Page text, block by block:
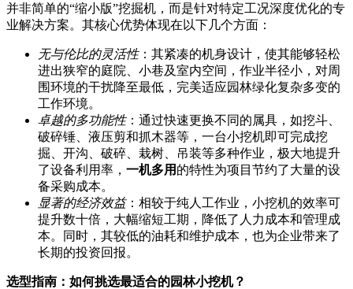
并非简单的“缩小版”挖掘机，而是针对特定工况深度优化的专
业解决方案。其核心优势体现在以下几个方面：
无与伦比的灵活性：其紧凑的机身设计，使其能够轻松
进出狭窄的庭院、小巷及室内空间，作业半径小，对周
围环境的干扰降至最低，完美适应园林绿化复杂多变的
工作环境。
卓越的多功能性：通过快速更换不同的属具，如挖斗、
破碎锤、液压剪和抓木器等，一台小挖机即可完成挖
掘、开沟、破碎、栽树、吊装等多种作业，极大地提升
了设备利用率， 一机多用 的特性为项目节约了大量的设
备采购成本。
显著的经济效益：相较于纯人工作业，小挖机的效率可
提升数十倍，大幅缩短工期，降低了人力成本和管理成
本。同时，其较低的油耗和维护成本，也为企业带来了
长期的投资回报。
选型指南：如何挑选最适合的园林小挖机？